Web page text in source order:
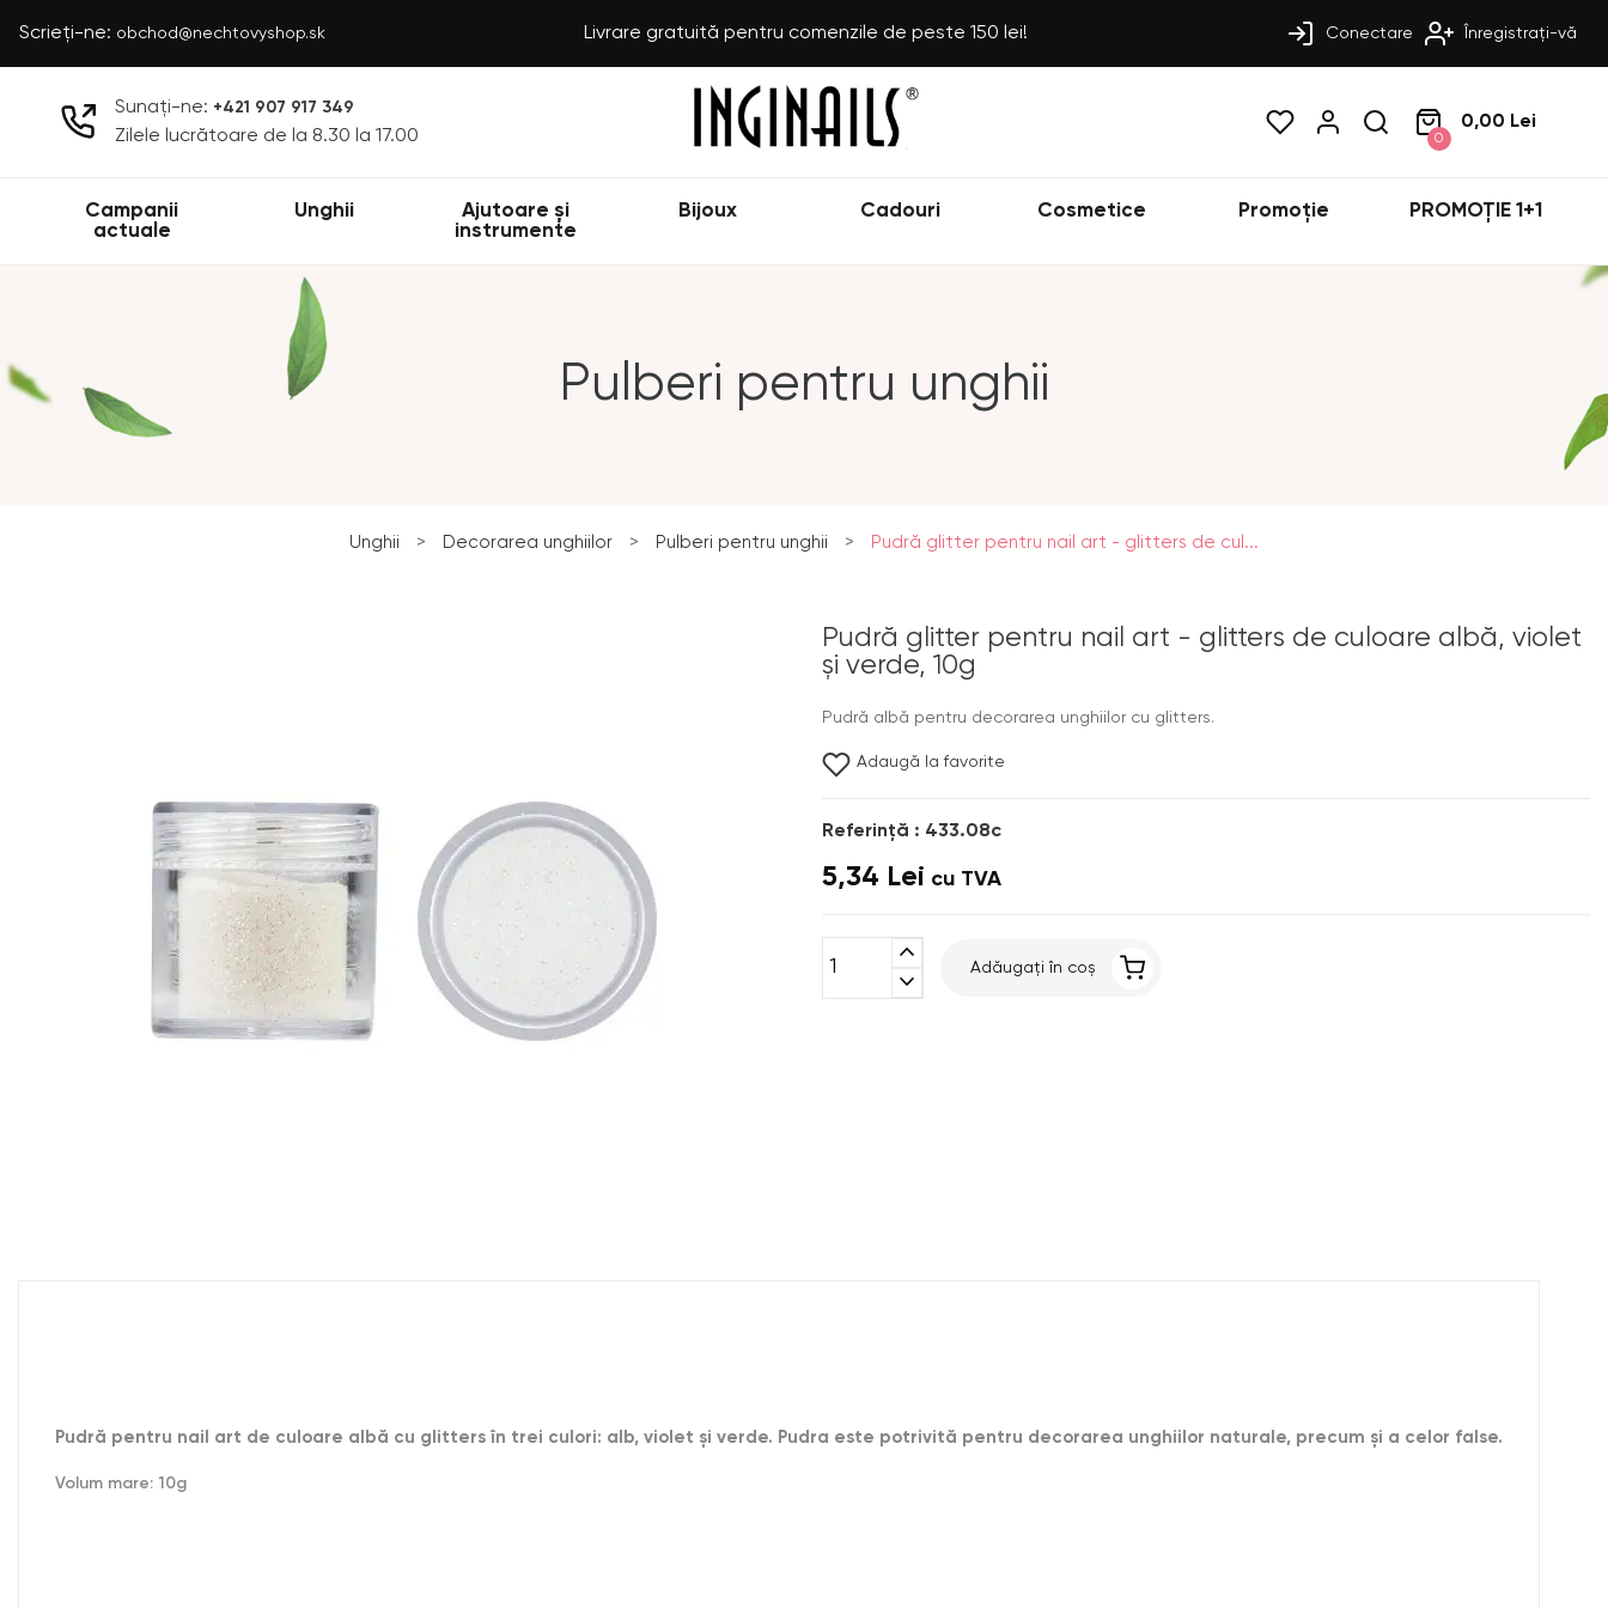
Scrieți-ne: obchod@nechtovyshop.sk Livrare gratuită pentru comenzile de peste 150 lei! Conectare Înregistrați-vă
Sunați-ne: +421 907 917 349
Zilele lucrătoare de la 8.30 la 17.00 0
0,00 Lei
Campanii
actuale
Unghii
Ajutoare și
instrumente
Bijoux Cadouri Cosmetice Promoție PROMOȚIE 1+1
Pulberi pentru unghii
Unghii > Decorarea unghiilor > Pulberi pentru unghii > Pudră glitter pentru nail art - glitters de cul...
Pudră glitter pentru nail art - glitters de culoare albă, violet
și verde, 10g
Pudră albă pentru decorarea unghiilor cu glitters.
Adaugă la favorite
Referinţă : 433.08c
5,34 Lei cu TVA
expand_less
expand_more
Adăugați în coș
Pudră pentru nail art de culoare albă cu glitters în trei culori: alb, violet și verde. Pudra este potrivită pentru decorarea unghiilor naturale, precum și a celor false.
Volum mare: 10g